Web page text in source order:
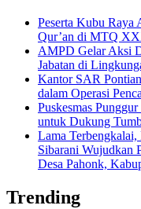
Peserta Kubu Raya
Qur’an di MTQ
AMPD Gelar Aksi
Jabatan di
Kantor SAR
dalam Operasi
Puskesmas
untuk Dukung
Lama
Sibarani Wujudkan
Desa Pahonk,
Trending